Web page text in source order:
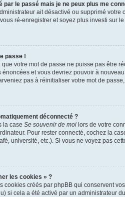
par le passé mais je ne peux plus me
ait désactivé ou supprimé
ré-enregistrer et soyez plus investi sur le
passe !
que votre mot de passe ne puisse pas être
énoncées et vous devriez pouvoir à
pas à réinitialiser votre mot de
déconnecté ?
la case Se souvenir de moi lors de votre
Pour rester connecté, cochez la
université, etc.). Si vous ne voyez pas
les cookies » ?
cookies créés par phpBB qui conservent
si cela a été activé par un administrateur